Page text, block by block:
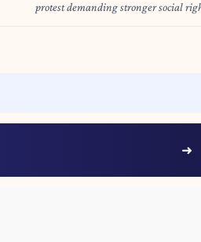
protest demanding stronger social